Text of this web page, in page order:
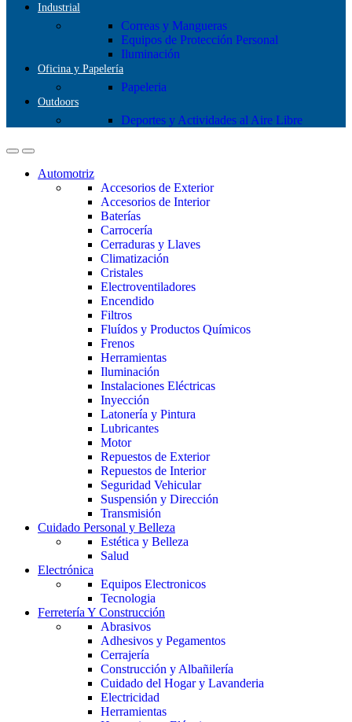
Industrial
Correas y Mangueras
Equipos de Protección Personal
Iluminación
Oficina y Papelería
Papeleria
Outdoors
Deportes y Actividades al Aire Libre
Automotriz
Accesorios de Exterior
Accesorios de Interior
Baterías
Carrocería
Cerraduras y Llaves
Climatización
Cristales
Electroventiladores
Encendido
Filtros
Fluídos y Productos Químicos
Frenos
Herramientas
Iluminación
Instalaciones Eléctricas
Inyección
Latonería y Pintura
Lubricantes
Motor
Repuestos de Exterior
Repuestos de Interior
Seguridad Vehicular
Suspensión y Dirección
Transmisión
Cuidado Personal y Belleza
Estética y Belleza
Salud
Electrónica
Equipos Electronicos
Tecnologia
Ferretería Y Construcción
Abrasivos
Adhesivos y Pegamentos
Cerrajería
Construcción y Albañilería
Cuidado del Hogar y Lavanderia
Electricidad
Herramientas